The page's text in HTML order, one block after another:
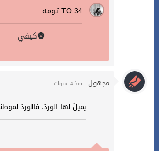
تـومـه TO 34 :
كيفي🌚
مجهول : منذ 4 سنوات
يميلُ لها الوردُ، فالوردُ